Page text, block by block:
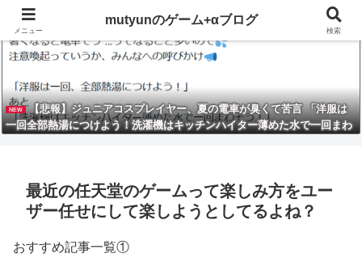
NEW
【悲報】ジュニアコスプレイヤー、夏の電車が臭くて苦言 「洋服は
一回全部熱湯につけよう！洗濯機はキッチンハイター薄めた水で一回まわ
最近の任天堂のゲームって楽しみ方をユー
ザー任せにして楽しようとしてるよね？
おすすめ記事一覧①
メニュー
mutyunのゲーム+αブログ
検索